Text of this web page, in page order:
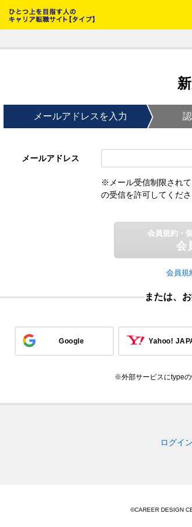
メールアドレスを入力
メールアドレス
※メール受信制限され
の受信を許可してくださ
会員規約・
会
会員規
または、
Google Yahoo!
※外部サービスにtypeの
ログイン
©CAREER DESIGN